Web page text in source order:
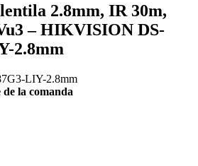
2.8mm, IR 30m,
– HIKVISION DS-
2.8mm
LIY-2.8mm
la comanda